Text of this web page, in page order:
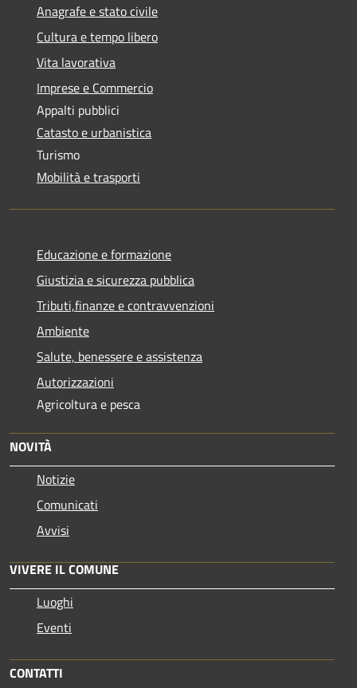
Anagrafe e stato civile
Cultura e tempo libero
Vita lavorativa
Imprese e Commercio
Appalti pubblici
Catasto e urbanistica
Turismo
Mobilità e trasporti
Educazione e formazione
Giustizia e sicurezza pubblica
Tributi,finanze e contravvenzioni
Ambiente
Salute, benessere e assistenza
Autorizzazioni
Agricoltura e pesca
NOVITÀ
Notizie
Comunicati
Avvisi
VIVERE IL COMUNE
Luoghi
Eventi
CONTATTI